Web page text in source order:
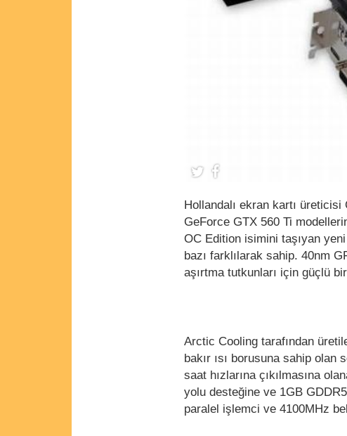
Hollandalı ekran kartı üreticisi
GeForce GTX 560 Ti
OC Edition isimini taşıyan yeni
bazı farklılarak sahip. 40nm
aşırtma tutkunları için güçlü
Arctic Cooling tarafından
bakır ısı borusuna sahip olan
saat hızlarına çıkılmasına
yolu desteğine ve 1GB
paralel işlemci ve 4100MHz